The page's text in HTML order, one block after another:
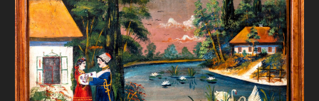
FAQ
ОНЛАЙН-КРАМНИЦЯ
ПІДТРИМАТИ